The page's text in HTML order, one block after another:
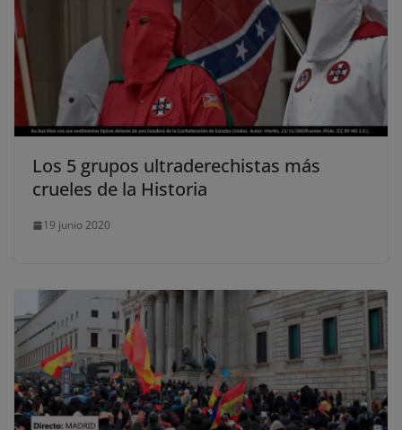
Los 5 grupos ultraderechistas más
crueles de la Historia
19 junio 2020